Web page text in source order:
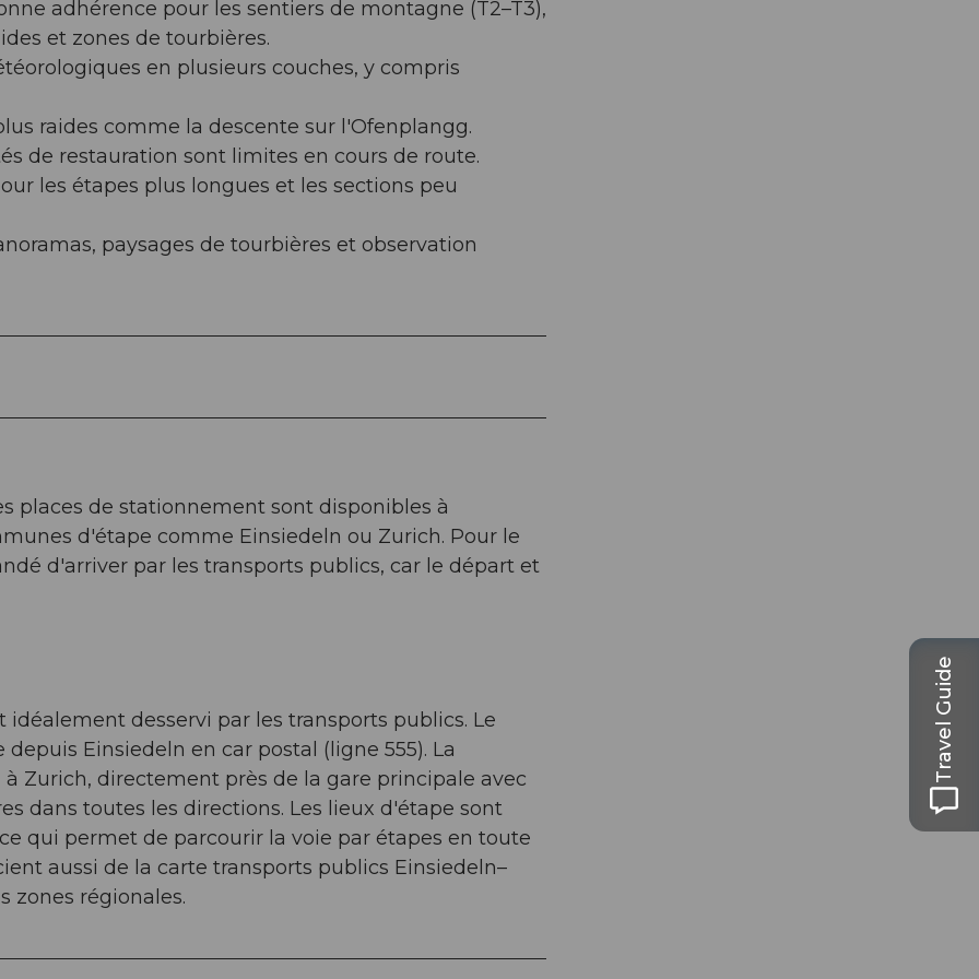
adhérence pour les sentiers de montagne (T2–T3),
et zones de tourbières.
en plusieurs couches, y compris
raides comme la descente sur l'Ofenplangg.
de restauration sont limites en cours de route.
les étapes plus longues et les sections peu
paysages de tourbières et observation
places de stationnement sont disponibles à
d'étape comme Einsiedeln ou Zurich. Pour le
d'arriver par les transports publics, car le départ et
idéalement desservi par les transports publics. Le
Einsiedeln en car postal (ligne 555). La
Zurich, directement près de la gare principale avec
dans toutes les directions. Les lieux d'étape sont
qui permet de parcourir la voie par étapes en toute
aussi de la carte transports publics Einsiedeln–
zones régionales.
Travel Guide